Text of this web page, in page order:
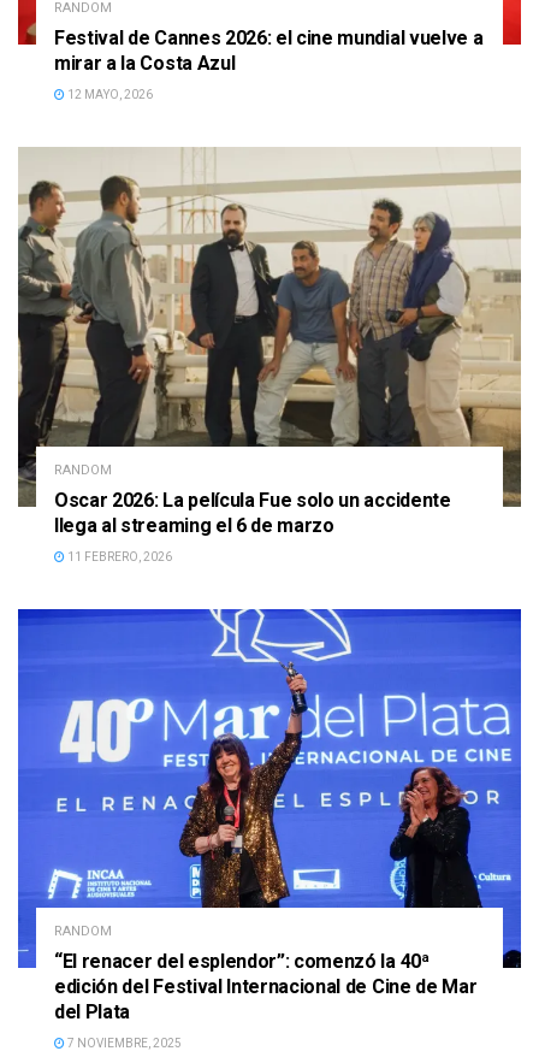
RANDOM
Festival de Cannes 2026: el cine mundial vuelve a
mirar a la Costa Azul
12 MAYO, 2026
RANDOM
Oscar 2026: La película Fue solo un accidente
llega al streaming el 6 de marzo
11 FEBRERO, 2026
RANDOM
“El renacer del esplendor”: comenzó la 40ª
edición del Festival Internacional de Cine de Mar
del Plata
7 NOVIEMBRE, 2025